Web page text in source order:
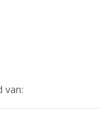
van: